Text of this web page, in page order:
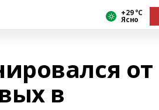
+29 °С
Ясно
от
в